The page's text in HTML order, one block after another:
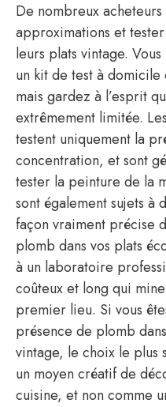
De nombreux
approximations et
leurs plats vintage.
un kit de test à domicile
mais gardez à l’esprit
extrêmement limitée.
testent uniquement la
concentration, et sont
tester la peinture de la
sont également sujets à
façon vraiment précise
plomb dans vos plats
à un laboratoire
coûteux et long qui
premier lieu. Si vous
présence de plomb
vintage, le choix le plus
un moyen créatif de
cuisine, et non comme